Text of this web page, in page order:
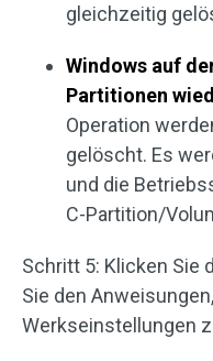
gleichzeitig
Windows auf
Partitionen
Operation
gelöscht. Es
und die
C-Partition/
Schritt 5: Klicken Sie
Sie den
Werkseinstellungen